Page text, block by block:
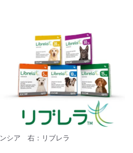
シア 右：リブレラ